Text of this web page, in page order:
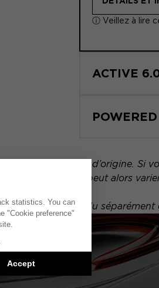
ⓘ Veillez à lire
ACTIVE
POWERED
constructeur d’origine. Si
sur ce schéma peut alors
élément est vendu